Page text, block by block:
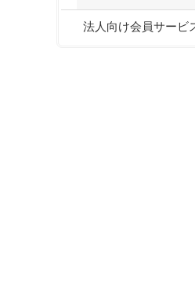
法人向け会員サービ